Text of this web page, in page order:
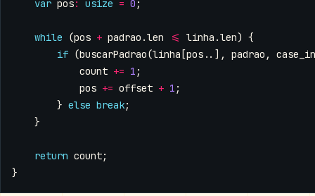
var pos: usize = 0 ;
while (pos + padrao .len <= linha .len) {
if (buscarPadrao(linha [pos ..], padrao ,
count += 1 ;
pos += offset + 1 ;
} else break;
}
return count;
}